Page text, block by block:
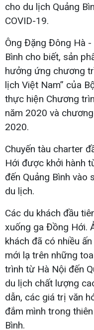
cho du lịch Quảng
COVID-19.
Ông Đặng Đông Hà -
Bình cho biết, sản
hưởng ứng chương
lịch Việt Nam” của
thực hiện Chương
năm 2020 và
2020.
Chuyến tàu charter
Hới được khởi hành
đến Quảng Bình vào
du lịch.
Các du khách đầu
xuống ga Đồng Hới.
khách đã có nhiều
mới lạ trên những
trình từ Hà Nội đến
du lịch chất lượng
dẫn, các giá trị văn
đắm mình trong
Bình.